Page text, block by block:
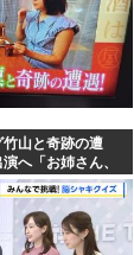
山と奇跡の遭
へ「お姉さん、
ンジュルムで…」